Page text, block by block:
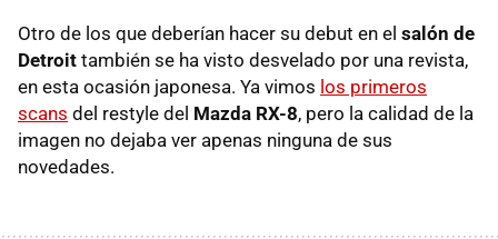
Otro de los que deberían hacer su debut en el salón de
Detroit también se ha visto desvelado por una revista,
en esta ocasión japonesa. Ya vimos los primeros
scans del restyle del Mazda RX-8, pero la calidad de la
imagen no dejaba ver apenas ninguna de sus
novedades.